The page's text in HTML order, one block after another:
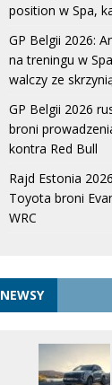
position w Spa,
GP Belgii 2026:
na treningu w
walczy ze
GP Belgii 2026
broni
kontra Red Bull
Rajd Estonia
Toyota broni
WRC
NEWSY